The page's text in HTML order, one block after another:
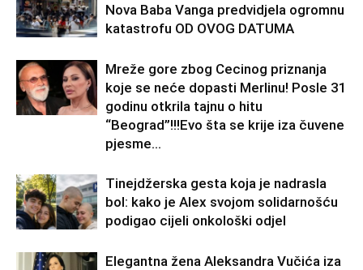
Nova Baba Vanga predvidjela ogromnu
katastrofu OD OVOG DATUMA
Mreže gore zbog Cecinog priznanja
koje se neće dopasti Merlinu! Posle 31
godinu otkrila tajnu o hitu
“Beograd”!!!Evo šta se krije iza čuvene
pjesme...
Tinejdžerska gesta koja je nadrasla
bol: kako je Alex svojom solidarnošću
podigao cijeli onkološki odjel
Elegantna žena Aleksandra Vučića iza